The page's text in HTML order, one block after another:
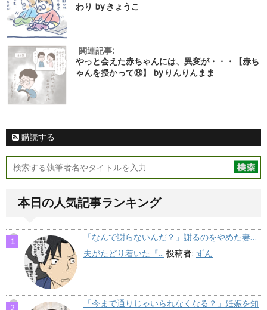
わり by きょうこ
関連記事:
やっと会えた赤ちゃんには、異変が・・・【赤ち
ゃんを授かって⑧】 by りんりんまま
購読する
本日の人気記事ランキング
「なんで謝らないんだ？」謝るのをやめた妻…
夫がたどり着いた『... 投稿者: ずん
「今まで通りじゃいられなくなる？」妊娠を知